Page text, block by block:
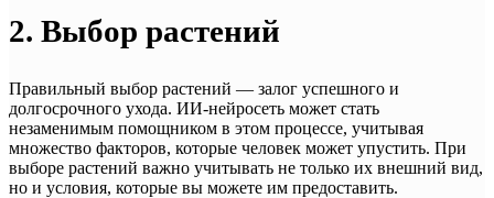
2. Выбор растений
Правильный выбор растений — залог успешного и
долгосрочного ухода. ИИ-нейросеть может стать
незаменимым помощником в этом процессе, учитывая
множество факторов, которые человек может упустить. При
выборе растений важно учитывать не только их внешний вид,
но и условия, которые вы можете им предоставить.